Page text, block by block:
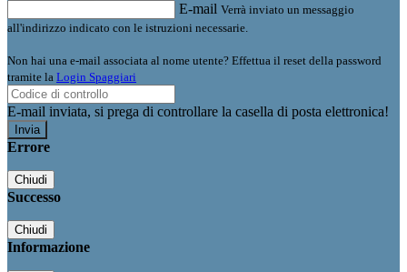
E-mail Verrà inviato un messaggio
all'indirizzo indicato con le istruzioni necessarie.
Non hai una e-mail associata al nome utente? Effettua il reset della password
tramite la Login Spaggiari
E-mail inviata, si prega di controllare la casella di posta elettronica!
Errore
Chiudi
Successo
Chiudi
Informazione